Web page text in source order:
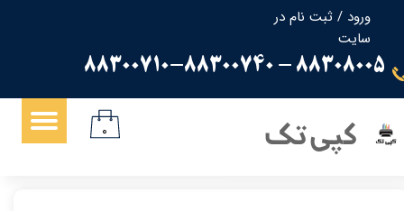
ورود / ثبت نام در
سایت
حساب کاربری من
تغییر گذر واژه
سفارشات
88308005 - 88300710-88300740
کپی تک ۰